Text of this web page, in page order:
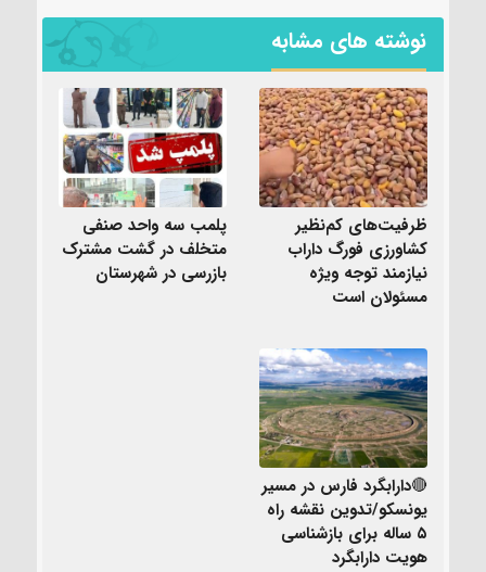
نوشته های مشابه
ظرفیت‌های کم‌نظیر
کشاورزی فورگ داراب
نیازمند توجه ویژه
مسئولان است
پلمب سه واحد صنفی
متخلف در گشت مشترک
بازرسی در شهرستان
🔴دارابگرد فارس در مسیر
یونسکو/تدوین نقشه راه
۵ ساله برای بازشناسی
هویت دارابگرد